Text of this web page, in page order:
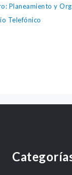
Planeamiento y
Telefónico